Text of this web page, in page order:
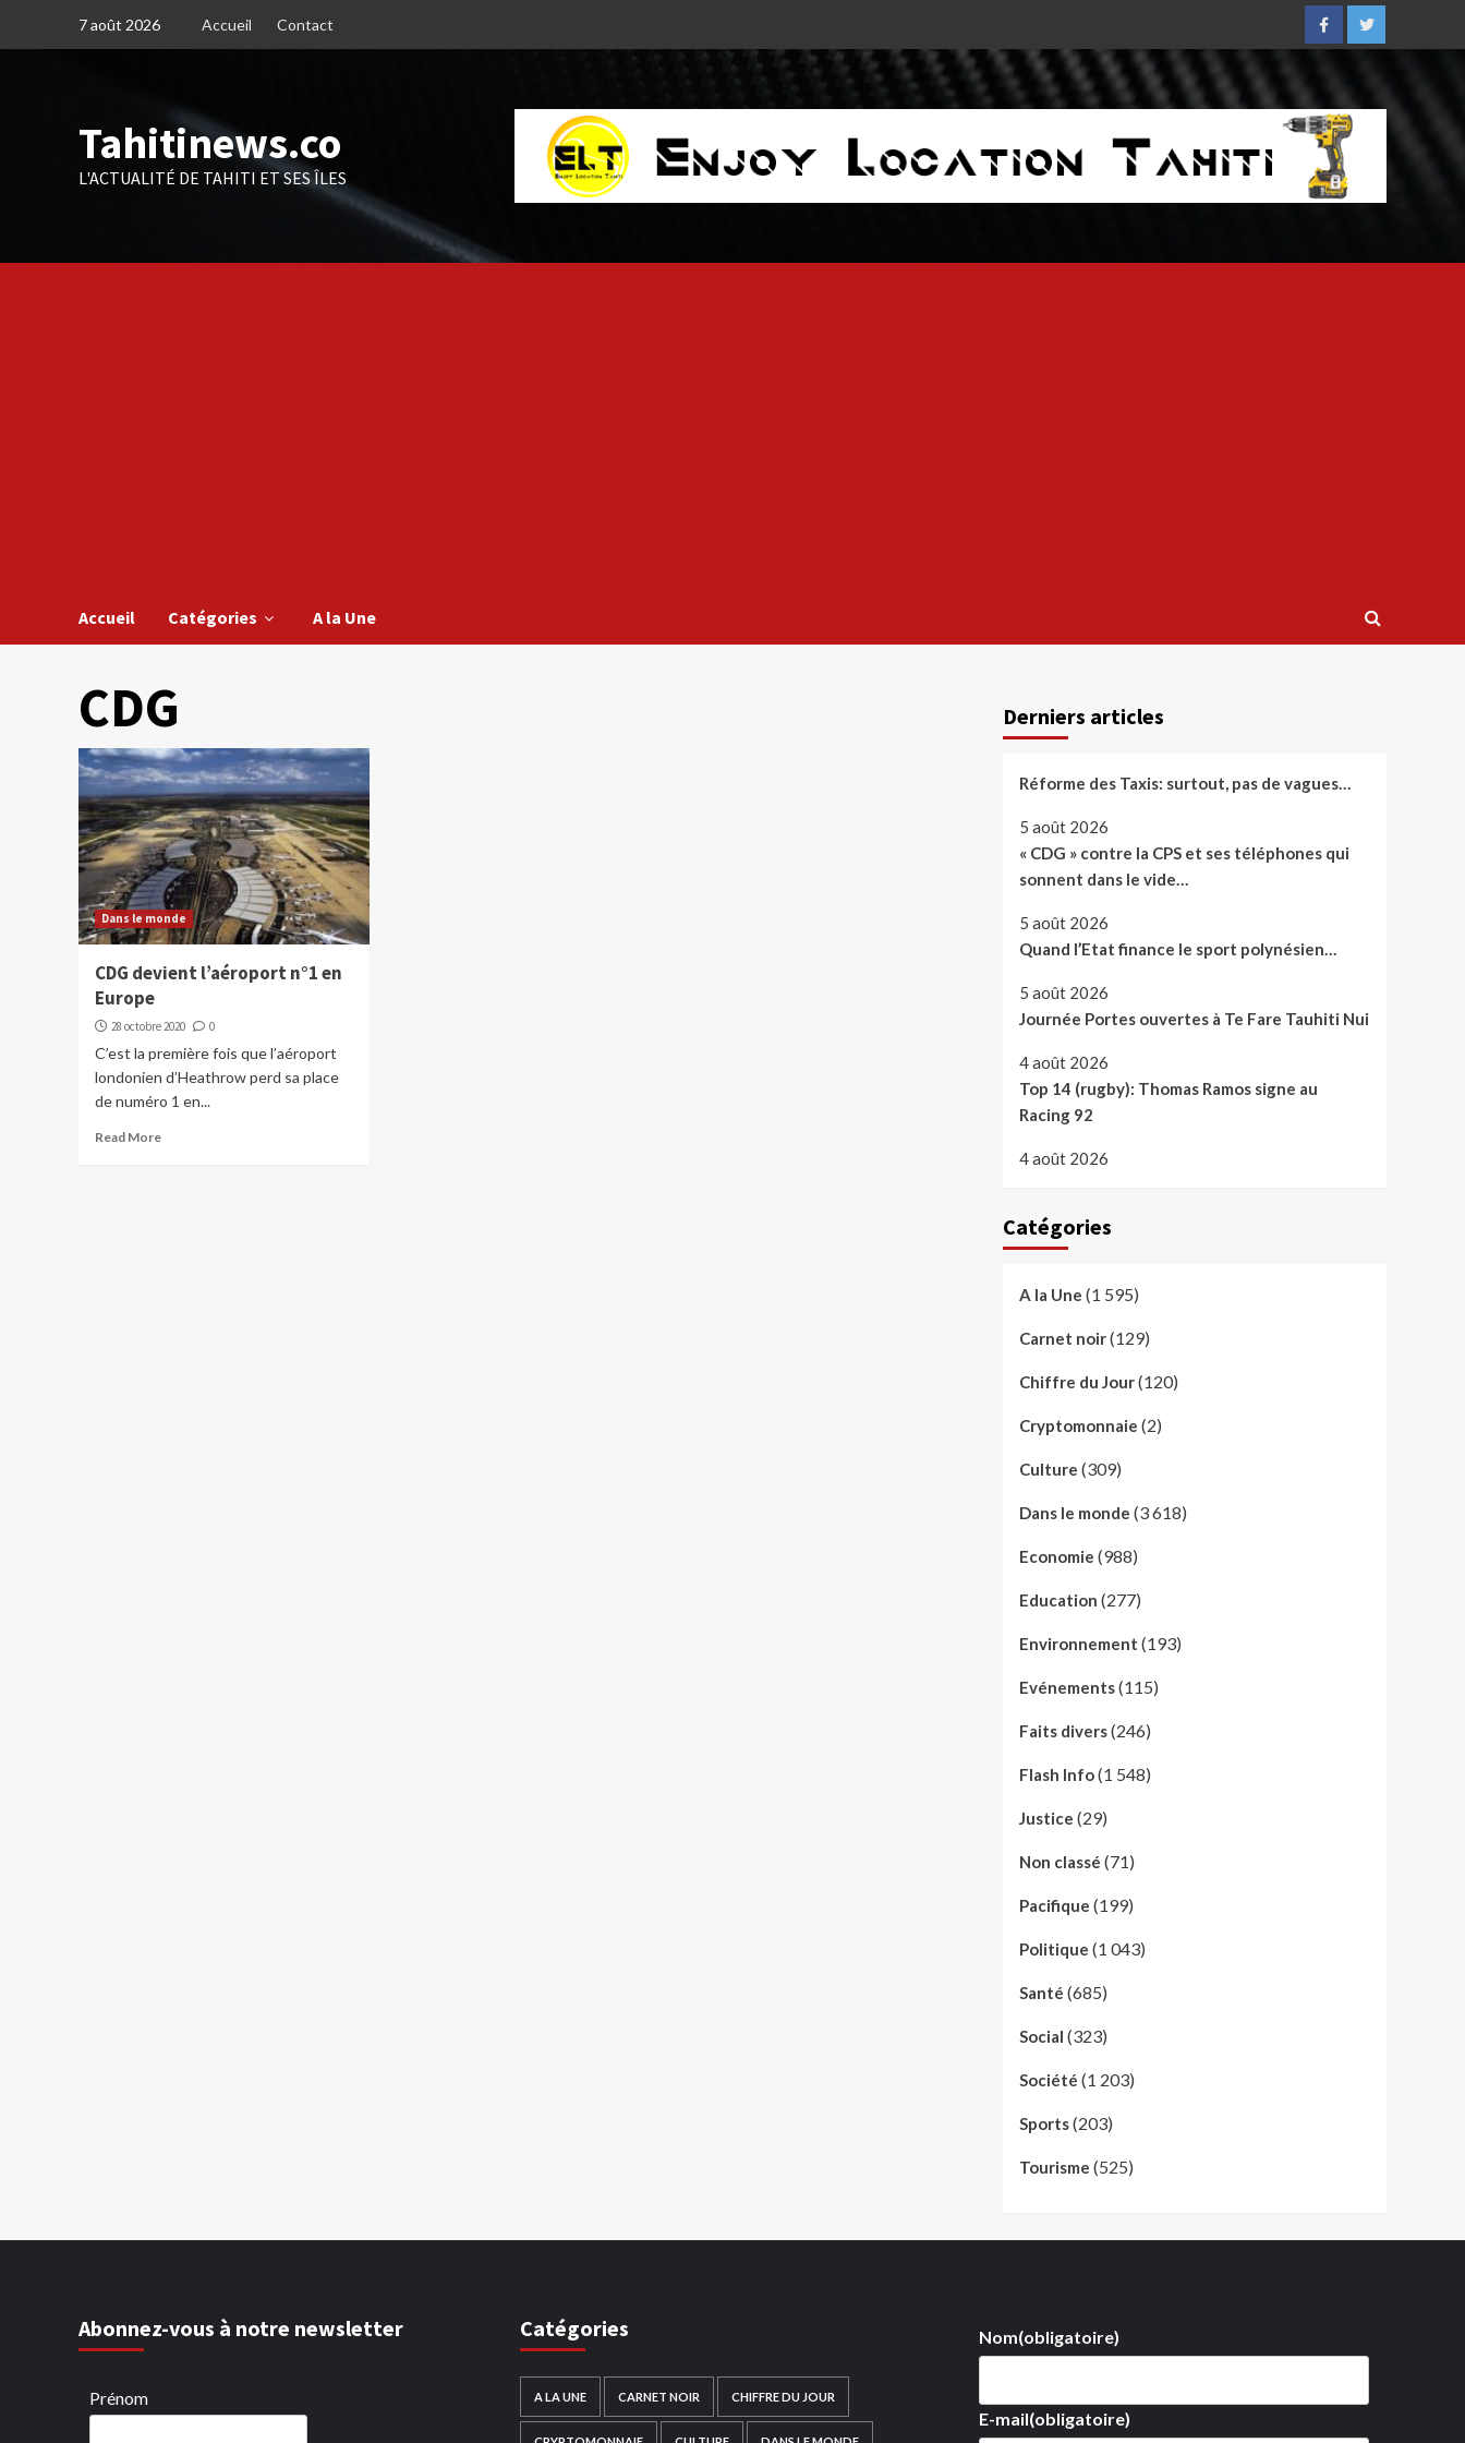
7 août 2026 Accueil Contact
FacebookTwitter
Tahitinews.co
L'ACTUALITÉ DE TAHITI ET SES ÎLES
Accueil Catégories A la Une
CDG
Dans le monde
CDG devient l’aéroport n°1 en
Europe
28 octobre 2020 0
C’est la première fois que l’aéroport
londonien d’Heathrow perd sa place
de numéro 1 en...
Read More
Derniers articles
Réforme des Taxis: surtout, pas de vagues…
5 août 2026
« CDG » contre la CPS et ses téléphones qui
sonnent dans le vide…
5 août 2026
Quand l’Etat finance le sport polynésien…
5 août 2026
Journée Portes ouvertes à Te Fare Tauhiti Nui
4 août 2026
Top 14 (rugby): Thomas Ramos signe au
Racing 92
4 août 2026
Catégories
A la Une (1 595)
Carnet noir(129)
Chiffre du Jour(120)
Cryptomonnaie (2)
Culture (309)
Dans le monde (3 618)
Economie (988)
Education (277)
Environnement (193)
Evénements(115)
Faits divers(246)
Flash Info(1 548)
Justice (29)
Non classé (71)
Pacifique (199)
Politique (1 043)
Santé (685)
Social (323)
Société (1 203)
Sports(203)
Tourisme (525)
Abonnez-vous à notre newsletter
Prénom
Catégories
A LA UNE CARNET NOIR CHIFFRE DU JOUR
Nom(obligatoire)
E-mail(obligatoire)